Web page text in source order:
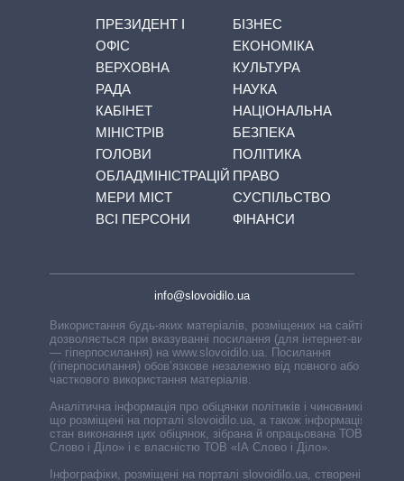
ПРЕЗИДЕНТ І
ОФІС
ВЕРХОВНА
РАДА
КАБІНЕТ
МІНІСТРІВ
ГОЛОВИ
ОБЛАДМІНІСТРАЦІЙ
МЕРИ МІСТ
ВСІ ПЕРСОНИ
БІЗНЕС
ЕКОНОМІКА
КУЛЬТУРА
НАУКА
НАЦІОНАЛЬНА
БЕЗПЕКА
ПОЛІТИКА
ПРАВО
СУСПІЛЬСТВО
ФІНАНСИ
info@slovoidilo.ua
Використання будь-яких матеріалів, розміщених на сайті,
дозволяється при вказуванні посилання (для інтернет-видань
— гіперпосилання) на www.slovoidilo.ua. Посилання
(гіперпосилання) обов’язкове незалежно від повного або
часткового використання матеріалів.
Аналітична інформація про обіцянки політиків і чиновників,
що розміщені на порталі slovoidilo.ua, а також інформація про
стан виконання цих обіцянок, зібрана й опрацьована ТОВ «ІА
Слово і Діло» і є власністю ТОВ «ІА Слово і Діло».
Інфографіки, розміщені на порталі slovoidilo.ua, створені ГО